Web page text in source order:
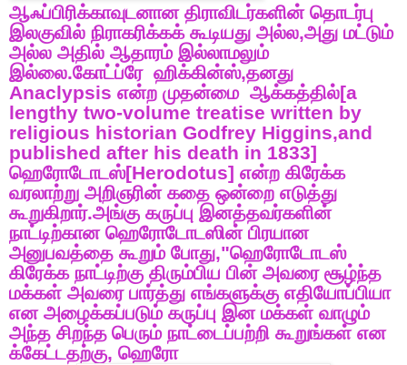
ஆஃப்பிரிக்காவுடனான திராவிடர்களின் தொடர்பு
இலகுவில் நிராகரிக்கக் கூடியது அல்ல,அது மட்டும்
அல்ல அதில் ஆதாரம் இல்லாமலும்
இல்லை.கோட்ப்ரே ஹிக்கின்ஸ்,தனது
Anaclypsis என்ற முதன்மை ஆக்கத்தில்[a
lengthy two-volume treatise written by
religious historian Godfrey Higgins,and
published after his death in 1833]
ஹெரோடோடஸ்[Herodotus] என்ற கிரேக்க
வரலாற்று அறிஞரின் கதை ஒன்றை எடுத்து
கூறுகிறார்.அங்கு கருப்பு இனத்தவர்களின்
நாட்டிற்கான ஹெரோடோடஸின் பிரயான
அனுபவத்தை கூறும் போது,"ஹெரோடோடஸ்
கிரேக்க நாட்டிற்கு திரும்பிய பின் அவரை சூழ்ந்த
மக்கள் அவரை பார்த்து எங்களுக்கு எதியோப்பியா
என அழைக்கப்படும் கருப்பு இன மக்கள் வாழும்
அந்த சிறந்த பெரும் நாட்டைப்பற்றி கூறுங்கள் என
க்கேட்டதற்கு, ஹெரோ